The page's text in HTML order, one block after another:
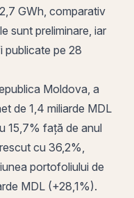
GWh, comparativ
sunt preliminare, iar
publicate pe 28
Moldova, a
de 1,4 miliarde MDL
15,7% față de anul
cu 36,2%,
portofoliului de
MDL (+28,1%).